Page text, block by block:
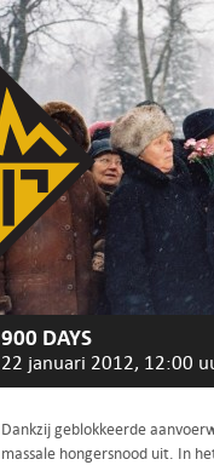
900 DAYS
22 januari 2012, 12:00
Dankzij geblokkeerde
massale hongersnood uit. In